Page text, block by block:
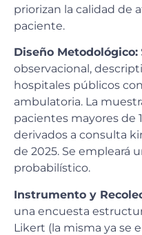
priorizan la calidad de
paciente.
Diseño Metodológico:
observacional,
hospitales públicos
ambulatoria. La
pacientes mayores de
derivados a consulta
de 2025. Se empleará
probabilístico.
Instrumento y
una encuesta
Likert (la misma ya se